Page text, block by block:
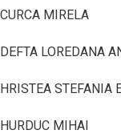
CURCA MIRELA
DEFTA LOREDANA
HRISTEA STEFANIA
HURDUC MIHAI